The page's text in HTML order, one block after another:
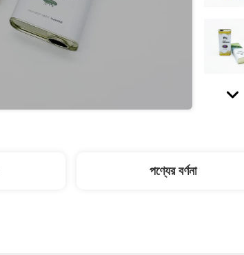
পণ্যের বর্ণনা